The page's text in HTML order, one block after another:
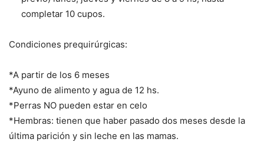
completar 10 cupos.
Condiciones prequirúrgicas:
*A partir de los 6 meses
*Ayuno de alimento y agua de 12 hs.
*Perras NO pueden estar en celo
*Hembras: tienen que haber pasado dos meses desde la
última parición y sin leche en las mamas.